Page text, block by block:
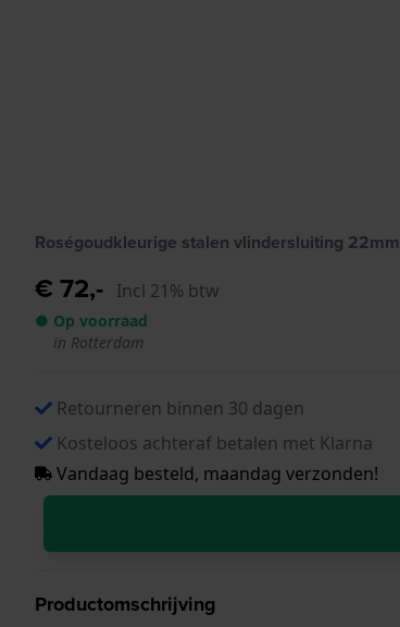
Roségoudkleurige stalen vlindersluiting 22mm
€ 72,- Incl 21% btw
● Op voorraad
in Rotterdam
Retourneren binnen 30 dagen
Kosteloos achteraf betalen met Klarna
Vandaag besteld, maandag verzonden!
Productomschrijving